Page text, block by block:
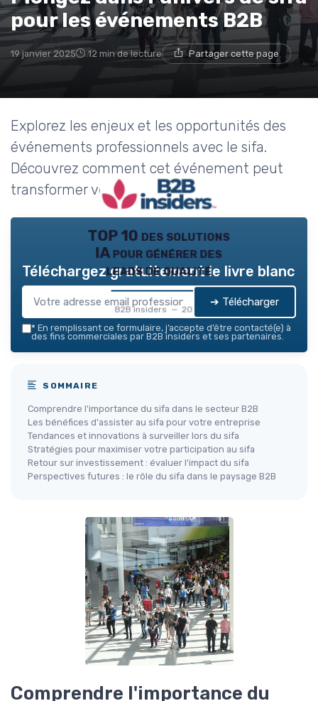
pour les événements B2B
19 janvier 2025 12 min de lecture Partager cette page
Explorez les enjeux et les opportunités des
événements professionnels avec le sifa.
Découvrez comment cet événement peut
transformer vos stratégies B2B.
TOP 10 des solutions
IA pour générer des
leads de qualité
B2B insiders — 2026
Téléchargez gratuitement le livre blanc
➔ Télécharger
* En remplissant ce formulaire, j’accepte d’être contacté(e) à
des fins commerciales par B2B insiders et ses partenaires.
SOMMAIRE
Comprendre l'importance du sifa dans le secteur B2B
Les bénéfices d'assister au sifa pour votre entreprise
Tendances et innovations à surveiller lors du sifa
Stratégies pour maximiser votre participation au sifa
Retour sur investissement : évaluer l'impact du sifa
Perspectives futures : le rôle du sifa dans le paysage B2B
Comprendre l'importance du
→ Je rejoins le club
* En rejoignant le club, j'accepte de recevoir les emails
de B2B Insiders et les offres de ses partenaires.